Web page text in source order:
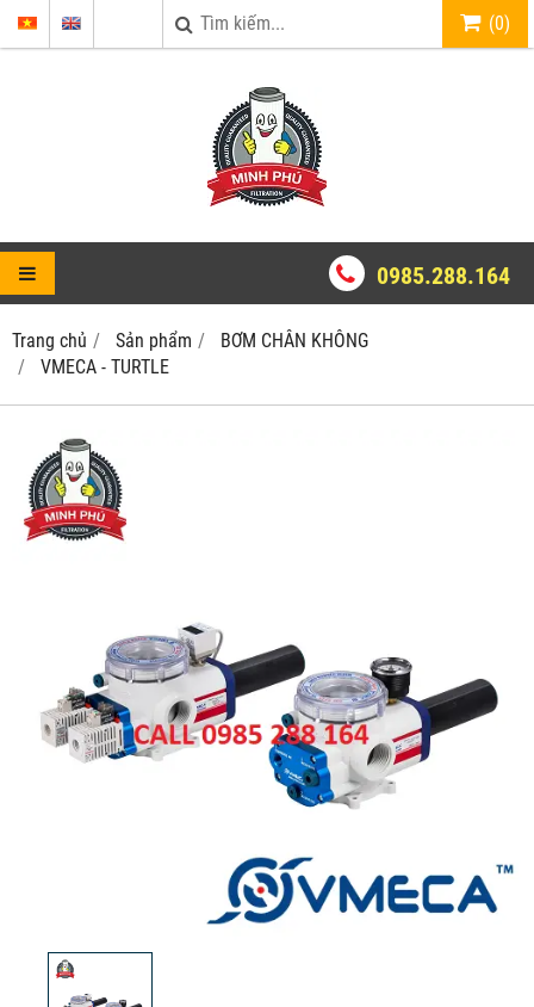
(0)
0985.288.164
Trang chủ Sản phẩm
BƠM CHÂN KHÔNG
VMECA - TURTLE